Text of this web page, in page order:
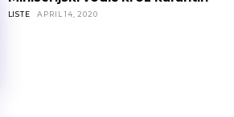
LISTE APRIL 14, 2020